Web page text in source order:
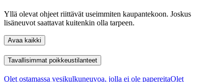
Yllä olevat ohjeet riittävät useimmiten kaupantekoon. Joskus
lisäneuvot saattavat kuitenkin olla tarpeen.
Avaa kaikki
Tavallisimmat poikkeustilanteet
Olet ostamassa vesikulkuneuvoa, jolla ei ole papereitaOlet